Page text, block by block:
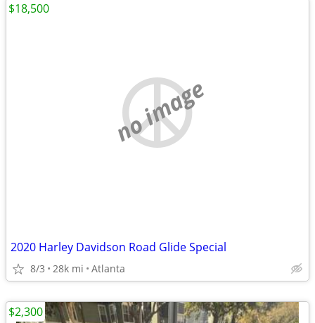
no image
2020 Harley Davidson Road Glide Special
8/3 28k mi Atlanta
$18,500
$2,300